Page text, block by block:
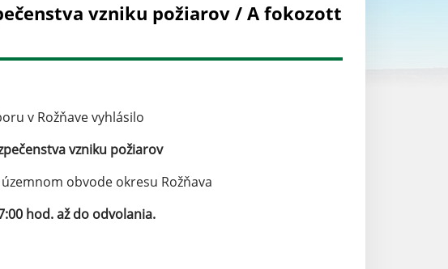
vzniku požiarov / A fokozott
v Rožňave vyhlásilo
vzniku požiarov
obvode okresu Rožňava
hod. až do odvolania.